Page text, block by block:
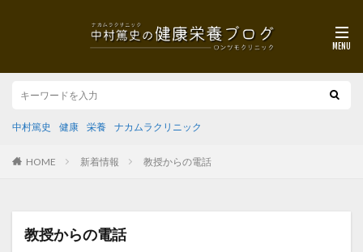
中村篤史 健康 栄養 ナカムラクリニック
HOME 新着情報 教授からの電話
教授からの電話